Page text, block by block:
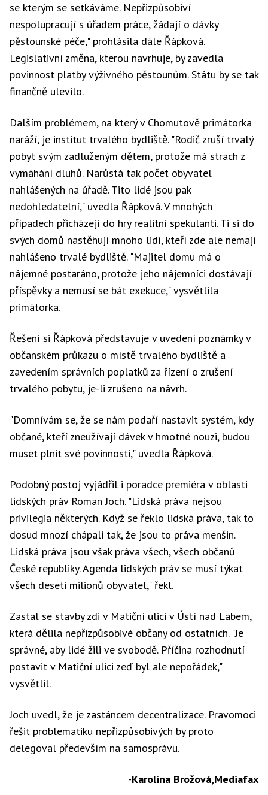
se kterým se setkáváme. Nepřizpůsobiví
nespolupracují s úřadem práce, žádají o dávky
pěstounské péče," prohlásila dále Řápková.
Legislativní změna, kterou navrhuje, by zavedla
povinnost platby výživného pěstounům. Státu by se tak
finančně ulevilo.
Dalším problémem, na který v Chomutově primátorka
naráží, je institut trvalého bydliště. "Rodič zruší trvalý
pobyt svým zadluženým dětem, protože má strach z
vymáhání dluhů. Narůstá tak počet obyvatel
nahlášených na úřadě. Tito lidé jsou pak
nedohledatelní," uvedla Řápková. V mnohých
případech přicházejí do hry realitní spekulanti. Ti si do
svých domů nastěhují mnoho lidí, kteří zde ale nemají
nahlášeno trvalé bydliště. "Majitel domu má o
nájemné postaráno, protože jeho nájemníci dostávají
příspěvky a nemusí se bát exekuce," vysvětlila
primátorka.
Řešení si Řápková představuje v uvedení poznámky v
občanském průkazu o místě trvalého bydliště a
zavedením správních poplatků za řízení o zrušení
trvalého pobytu, je-li zrušeno na návrh.
"Domnívám se, že se nám podaří nastavit systém, kdy
občané, kteří zneužívají dávek v hmotné nouzi, budou
muset plnit své povinnosti," uvedla Řápková.
Podobný postoj vyjádřil i poradce premiéra v oblasti
lidských práv Roman Joch. "Lidská práva nejsou
privilegia některých. Když se řeklo lidská práva, tak to
dosud mnozí chápali tak, že jsou to práva menšin.
Lidská práva jsou však práva všech, všech občanů
České republiky. Agenda lidských práv se musí týkat
všech deseti milionů obyvatel," řekl.
Zastal se stavby zdi v Matiční ulici v Ústí nad Labem,
která dělila nepřizpůsobivé občany od ostatních. "Je
správné, aby lidé žili ve svobodě. Příčina rozhodnutí
postavit v Matiční ulici zeď byl ale nepořádek,"
vysvětlil.
Joch uvedl, že je zastáncem decentralizace. Pravomoci
řešit problematiku nepřizpůsobivých by proto
delegoval především na samosprávu.
-Karolina Brožová,Mediafax